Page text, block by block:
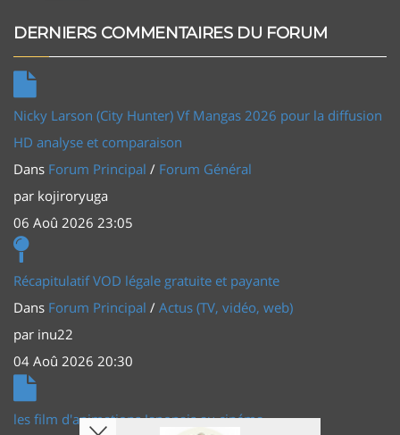
DERNIERS COMMENTAIRES DU FORUM
Nicky Larson (City Hunter) Vf Mangas 2026 pour la diffusion
HD analyse et comparaison
Dans Forum Principal / Forum Général
par kojiroryuga
06 Aoû 2026 23:05
Récapitulatif VOD légale gratuite et payante
Dans Forum Principal / Actus (TV, vidéo, web)
par inu22
04 Aoû 2026 20:30
les film d'animations Japonais au cinéma